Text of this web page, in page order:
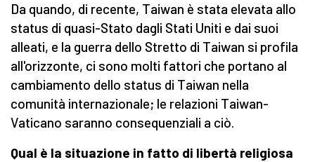
Da quando, di recente, Taiwan è stata elevata allo
status di quasi-Stato dagli Stati Uniti e dai suoi
alleati, e la guerra dello Stretto di Taiwan si profila
all'orizzonte, ci sono molti fattori che portano al
cambiamento dello status di Taiwan nella
comunità internazionale; le relazioni Taiwan-
Vaticano saranno consequenziali a ciò.
Qual è la situazione in fatto di libertà religiosa